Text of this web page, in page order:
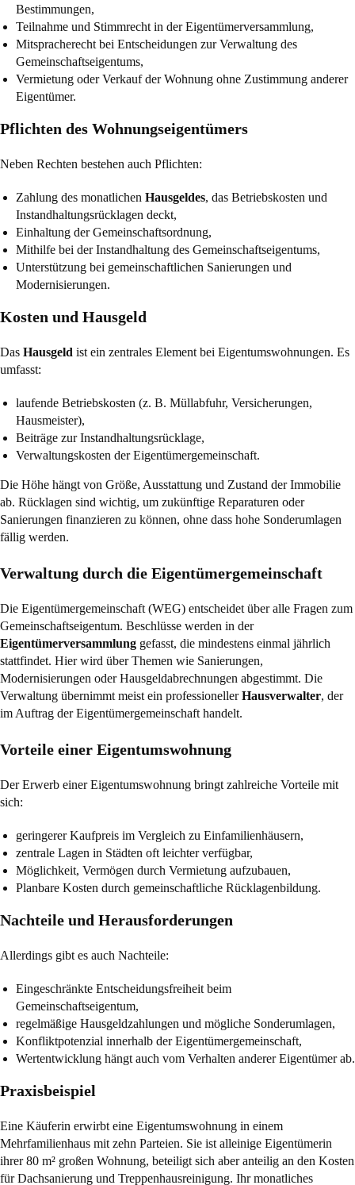
Bestimmungen,
Teilnahme und Stimmrecht in der Eigentümerversammlung,
Mitspracherecht bei Entscheidungen zur Verwaltung des
Gemeinschaftseigentums,
Vermietung oder Verkauf der Wohnung ohne Zustimmung anderer
Eigentümer.
Pflichten des Wohnungseigentümers
Neben Rechten bestehen auch Pflichten:
Zahlung des monatlichen Hausgeldes, das Betriebskosten und
Instandhaltungsrücklagen deckt,
Einhaltung der Gemeinschaftsordnung,
Mithilfe bei der Instandhaltung des Gemeinschaftseigentums,
Unterstützung bei gemeinschaftlichen Sanierungen und
Modernisierungen.
Kosten und Hausgeld
Das Hausgeld ist ein zentrales Element bei Eigentumswohnungen. Es
umfasst:
laufende Betriebskosten (z. B. Müllabfuhr, Versicherungen,
Hausmeister),
Beiträge zur Instandhaltungsrücklage,
Verwaltungskosten der Eigentümergemeinschaft.
Die Höhe hängt von Größe, Ausstattung und Zustand der Immobilie
ab. Rücklagen sind wichtig, um zukünftige Reparaturen oder
Sanierungen finanzieren zu können, ohne dass hohe Sonderumlagen
fällig werden.
Verwaltung durch die Eigentümergemeinschaft
Die Eigentümergemeinschaft (WEG) entscheidet über alle Fragen zum
Gemeinschaftseigentum. Beschlüsse werden in der
Eigentümerversammlung gefasst, die mindestens einmal jährlich
stattfindet. Hier wird über Themen wie Sanierungen,
Modernisierungen oder Hausgeldabrechnungen abgestimmt. Die
Verwaltung übernimmt meist ein professionellerHausverwalter, der
im Auftrag der Eigentümergemeinschaft handelt.
Vorteile einer Eigentumswohnung
Der Erwerb einer Eigentumswohnung bringt zahlreiche Vorteile mit
sich:
geringerer Kaufpreis im Vergleich zu Einfamilienhäusern,
zentrale Lagen in Städten oft leichter verfügbar,
Möglichkeit, Vermögen durch Vermietung aufzubauen,
Planbare Kosten durch gemeinschaftliche Rücklagenbildung.
Nachteile und Herausforderungen
Allerdings gibt es auch Nachteile:
Eingeschränkte Entscheidungsfreiheit beim
Gemeinschaftseigentum,
regelmäßige Hausgeldzahlungen und mögliche Sonderumlagen,
Konfliktpotenzial innerhalb der Eigentümergemeinschaft,
Wertentwicklung hängt auch vom Verhalten anderer Eigentümer ab.
Praxisbeispiel
Eine Käuferin erwirbt eine Eigentumswohnung in einem
Mehrfamilienhaus mit zehn Parteien. Sie ist alleinige Eigentümerin
ihrer 80 m² großen Wohnung, beteiligt sich aber anteilig an den Kosten
für Dachsanierung und Treppenhausreinigung. Ihr monatliches